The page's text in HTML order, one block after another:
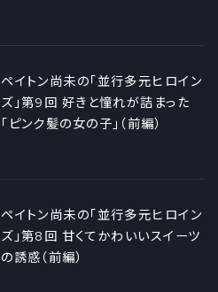
ペイトン尚未の「並行多元ヒロイン
ズ」第9回 好きと憧れが詰まった
「ピンク髪の女の子」（前編）
ペイトン尚未の「並行多元ヒロイン
ズ」第8回 甘くてかわいいスイーツ
の誘惑（前編）